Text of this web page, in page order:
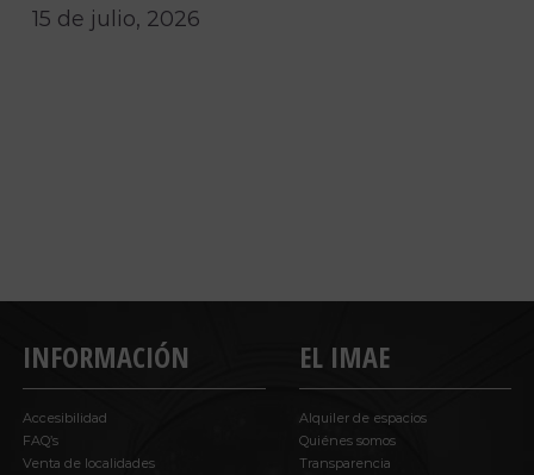
15 de julio, 2026
INFORMACIÓN
Accesibilidad
FAQ’s
Venta de localidades
EL IMAE
Alquiler de espacios
Quiénes somos
Transparencia